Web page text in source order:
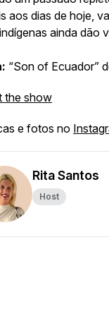
aos dias de hoje,
ainda dão
“Son of Ecuador”
the show
e fotos no
Rita Santos
Host